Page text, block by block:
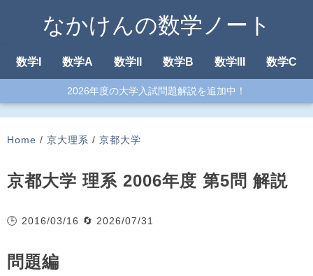
なかけんの数学ノート
数学I 数学A 数学II 数学B 数学III 数学C
2026年度の大学入試問題解説を追加中！
Home / 京大理系 / 京都大学
京都大学 理系 2006年度 第5問 解説
🕒 2016/03/16 🔄 2026/07/31
問題編